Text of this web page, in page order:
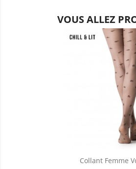
VOUS ALLEZ
Collant Femme